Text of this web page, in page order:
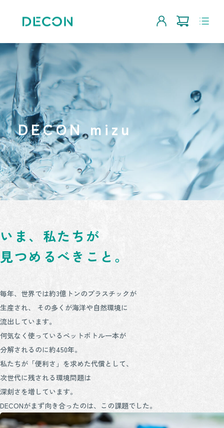
DECON mizu
いま、私たちが
見つめるべきこと。
毎年、世界では約3億トンのプラスチックが
生産され、
その多くが海洋や自然環境に
流出しています。
何気なく使っているペットボトル一本が
分解されるのに約450年。
私たちが「便利さ」を求めた代償として、
次世代に残される環境問題は
深刻さを増しています。
DECONがまず向き合ったのは、この課題でした。